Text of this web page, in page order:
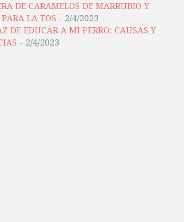
DE CARAMELOS DE MARRUBIO Y
LA TOS - 2/4/2023
DE EDUCAR A MI PERRO: CAUSAS Y
- 2/4/2023